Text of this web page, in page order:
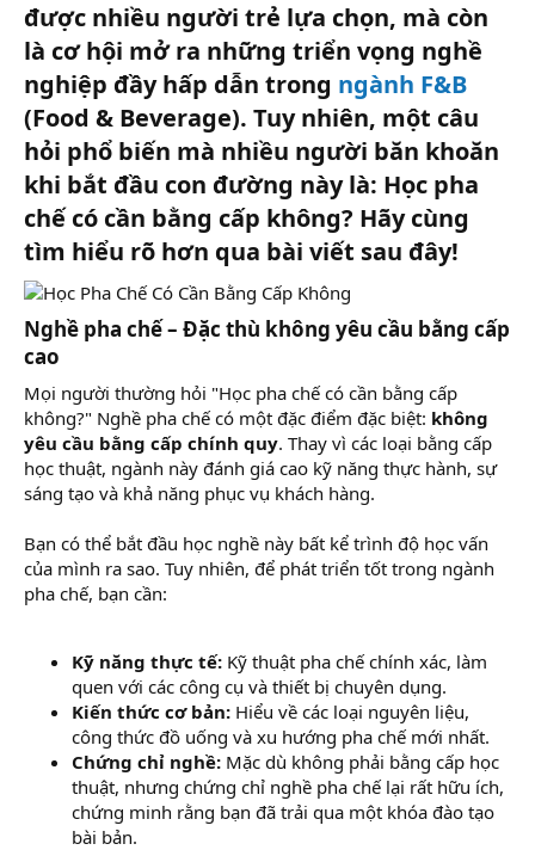
r
được nhiều người trẻ lựa chọn, mà còn
là cơ hội mở ra những triển vọng nghề
nghiệp đầy hấp dẫn trong ngành F&B
(Food & Beverage). Tuy nhiên, một câu
hỏi phổ biến mà nhiều người băn khoăn
khi bắt đầu con đường này là: Học pha
chế có cần bằng cấp không? Hãy cùng
tìm hiểu rõ hơn qua bài viết sau đây!​
Nghề pha chế – Đặc thù không yêu cầu bằng cấp
cao
Mọi người thường hỏi "Học pha chế có cần bằng cấp
không?" Nghề pha chế có một đặc điểm đặc biệt: không
yêu cầu bằng cấp chính quy. Thay vì các loại bằng cấp
học thuật, ngành này đánh giá cao kỹ năng thực hành, sự
sáng tạo và khả năng phục vụ khách hàng.
Bạn có thể bắt đầu học nghề này bất kể trình độ học vấn
của mình ra sao. Tuy nhiên, để phát triển tốt trong ngành
pha chế, bạn cần:
Kỹ năng thực tế: Kỹ thuật pha chế chính xác, làm
quen với các công cụ và thiết bị chuyên dụng.
Kiến thức cơ bản: Hiểu về các loại nguyên liệu,
công thức đồ uống và xu hướng pha chế mới nhất.
Chứng chỉ nghề: Mặc dù không phải bằng cấp học
thuật, nhưng chứng chỉ nghề pha chế lại rất hữu ích,
chứng minh rằng bạn đã trải qua một khóa đào tạo
bài bản.